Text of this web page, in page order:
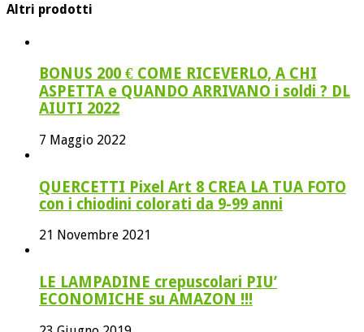
Altri prodotti
BONUS 200 € COME RICEVERLO, A CHI
ASPETTA e QUANDO ARRIVANO i soldi ? DL
AIUTI 2022
7 Maggio 2022
QUERCETTI Pixel Art 8 CREA LA TUA FOTO
con i chiodini colorati da 9-99 anni
21 Novembre 2021
LE LAMPADINE crepuscolari PIU’
ECONOMICHE su AMAZON !!!